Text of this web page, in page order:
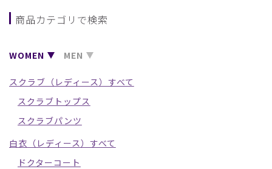
商品カテゴリで検索
WOMEN MEN
スクラブ（レディース）すべて
スクラブトップス
スクラブパンツ
白衣（レディース）すべて
ドクターコート